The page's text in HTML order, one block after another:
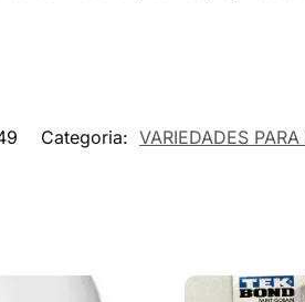
Categoria: VARIEDADES